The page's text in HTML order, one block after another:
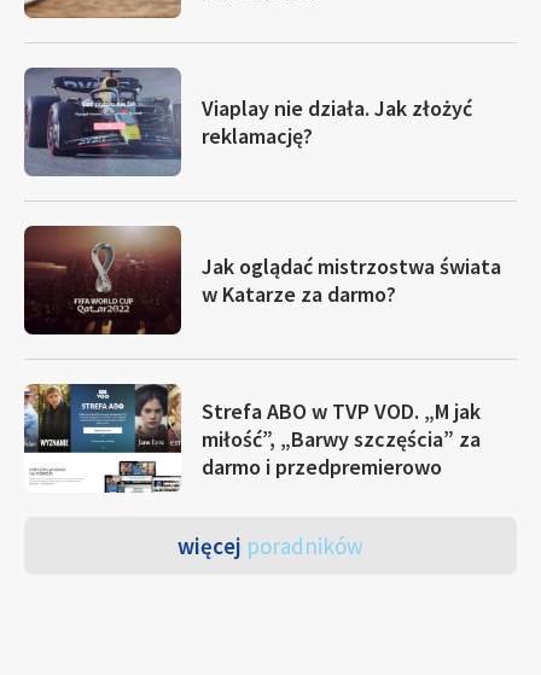
Viaplay nie działa. Jak złożyć
reklamację?
Jak oglądać mistrzostwa świata
w Katarze za darmo?
Strefa ABO w TVP VOD. „M jak
miłość”, „Barwy szczęścia” za
darmo i przedpremierowo
więcej poradników